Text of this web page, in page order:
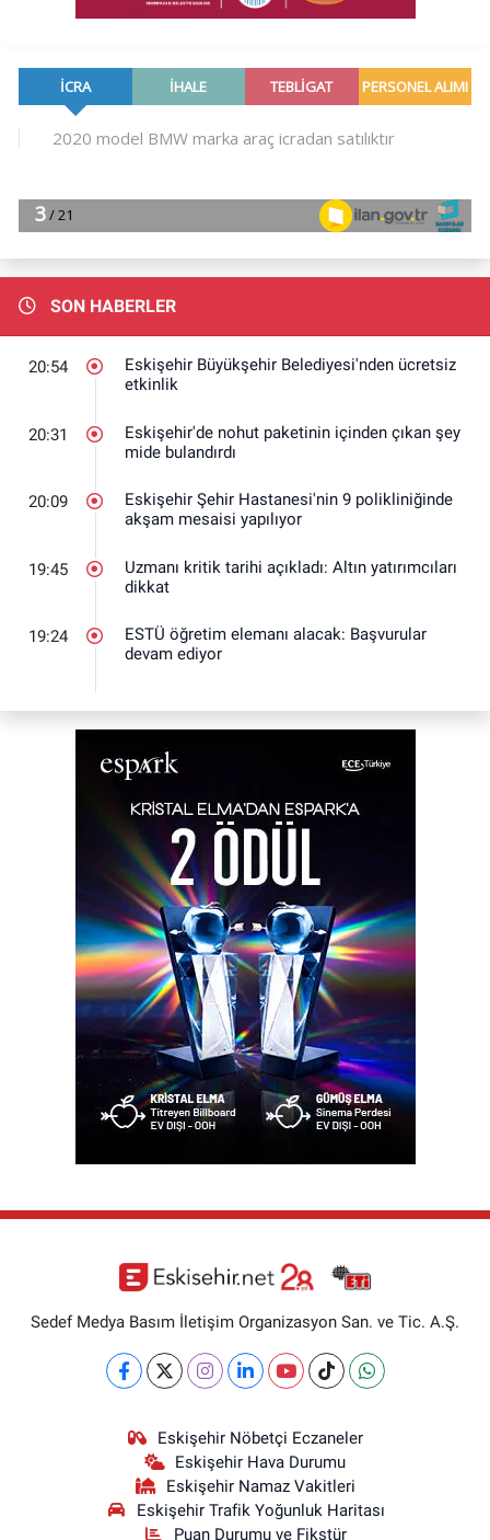
SON HABERLER
20:54
Eskişehir Büyükşehir Belediyesi'nden ücretsiz
etkinlik
20:31
Eskişehir'de nohut paketinin içinden çıkan şey
mide bulandırdı
20:09
Eskişehir Şehir Hastanesi'nin 9 polikliniğinde
akşam mesaisi yapılıyor
19:45
Uzmanı kritik tarihi açıkladı: Altın yatırımcıları
dikkat
19:24
ESTÜ öğretim elemanı alacak: Başvurular
devam ediyor
Sedef Medya Basım İletişim Organizasyon San. ve Tic. A.Ş.
Eskişehir Nöbetçi Eczaneler
Eskişehir Hava Durumu
Eskişehir Namaz Vakitleri
Eskişehir Trafik Yoğunluk Haritası
Puan Durumu ve Fikstür